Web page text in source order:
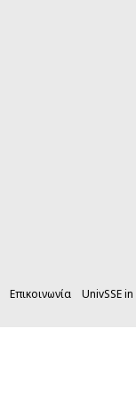
Επικοινωνία UnivSSE